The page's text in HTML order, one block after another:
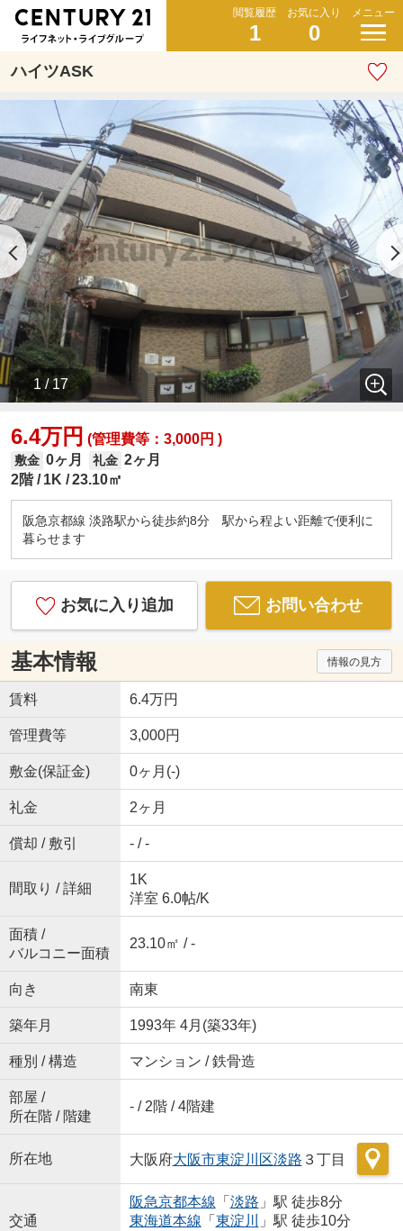
閲覧履歴
1
お気に入り
0
メニュー
ハイツASK
1 / 17
6.4万円 (管理費等：3,000円 )
敷金 0ヶ月 礼金 2ヶ月
2階
1K 23.10㎡
阪急京都線 淡路駅から徒歩約8分 駅から程よい距離で便利に
暮らせます
お気に入り追加 お問い合わせ
基本情報 情報の見方
賃料 6.4万円
管理費等 3,000円
敷金(保証金) 0ヶ月(-)
礼金 2ヶ月
償却 / 敷引 - / -
間取り / 詳細
1K
洋室 6.0帖/K
面積 /
バルコニー面積
23.10㎡ / -
向き 南東
築年月 1993年 4月(築33年)
種別 / 構造 マンション / 鉄骨造
部屋 /
所在階 / 階建
- / 2階 / 4階建
所在地 大阪府大阪市東淀川区淡路 ３丁目
交通
阪急京都本線 「 淡路 」駅 徒歩8分
東海道本線 「 東淀川
」駅 徒歩10分